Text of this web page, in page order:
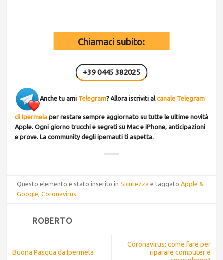
Chiamaci subito:
+39 0445 382025
Anche tu ami Telegram? Allora iscriviti alcanale Telegram
di Ipermela per restare sempre aggiornato su tutte le ultime novità
Apple. Ogni giorno trucchi e segreti su Mac e iPhone, anticipazioni
e prove. La community degli ipernauti ti aspetta.
Questo elemento è stato inserito inSicurezza e taggatoApple &
Google,Coronavirus.
ROBERTO
Buona Pasqua da Ipermela
Coronavirus: come fare per
riparare computer e